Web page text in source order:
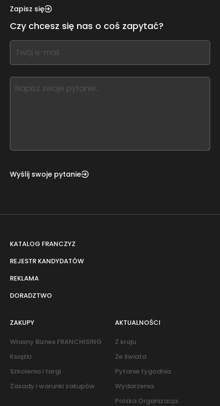
this,
this
form
field
blank
Zapisz się
Czy chcesz się nas o coś zapytać?
If
you
this,
leave
Wyślij swoje pytanie
KATALOG FRANCZYZ
REJESTR KANDYDATÓW
REKLAMA
DORADZTWO
ZAKUPY
Własny Biznes FRANCHISING
Książki
Szkolenia i targi
Zasady i warunki zakupów
AKTUALNOŚCI
Z kraju
Ze świata
Pytanie tygodnia
Wydarzenia
Polska Organizacja